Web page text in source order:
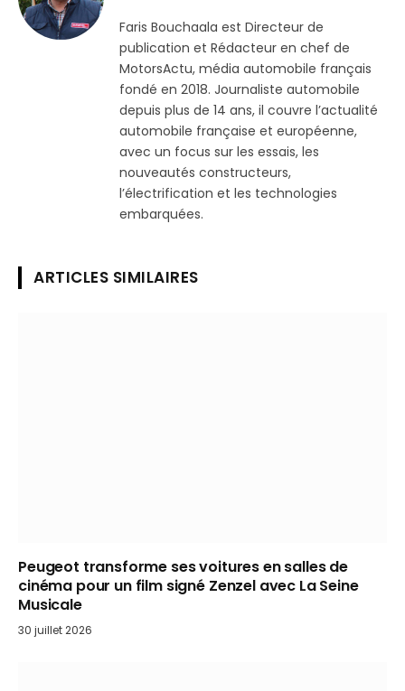
Faris Bouchaala est Directeur de
publication et Rédacteur en chef de
MotorsActu, média automobile français
fondé en 2018. Journaliste automobile
depuis plus de 14 ans, il couvre l’actualité
automobile française et européenne,
avec un focus sur les essais, les
nouveautés constructeurs,
l’électrification et les technologies
embarquées.
ARTICLES SIMILAIRES
Peugeot transforme ses voitures en salles de
cinéma pour un film signé Zenzel avec La Seine
Musicale
30 juillet 2026